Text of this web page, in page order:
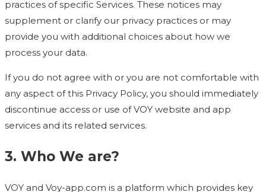
practices of specific Services. These notices may
supplement or clarify our privacy practices or may
provide you with additional choices about how we
process your data.
If you do not agree with or you are not comfortable with
any aspect of this Privacy Policy, you should immediately
discontinue access or use of VOY website and app
services and its related services.
3. Who We are?
VOY and Voy-app.com is a platform which provides key